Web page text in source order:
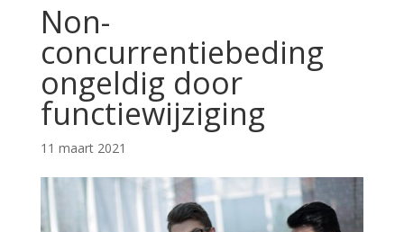
Non-
concurrentiebeding
ongeldig door
functiewijziging
11 maart 2021